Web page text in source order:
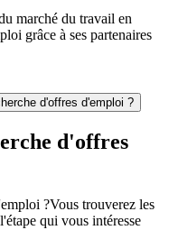
marché du travail en
grâce à ses partenaires
d'offres d'emploi ?
d'offres
?Vous trouverez les
qui vous intéresse